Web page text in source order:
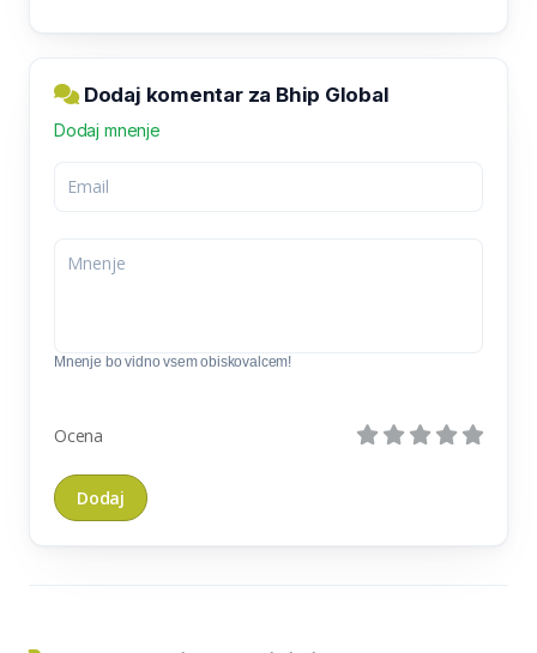
Dodaj komentar za Bhip Global
Dodaj mnenje
Mnenje bo vidno vsem obiskovalcem!
Ocena